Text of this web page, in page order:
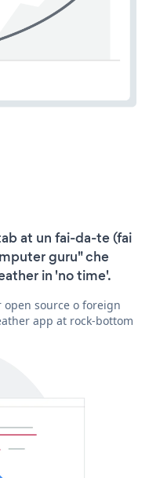
at un fai-da-te (fai
guru" che
in 'no time'.
source o foreign
app at rock-bottom